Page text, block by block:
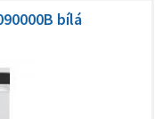
bílá